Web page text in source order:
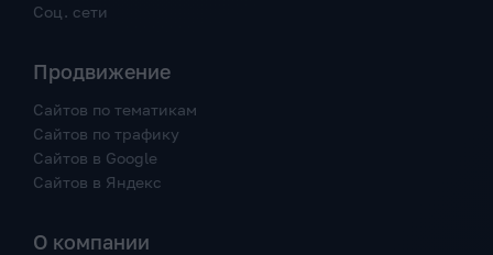
Соц. сети
Продвижение
Сайтов по тематикам
Сайтов по трафику
Сайтов в Google
Сайтов в Яндекс
О компании